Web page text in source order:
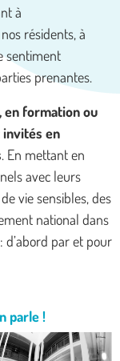
à
résidents, à
sentiment
prenantes.
en formation ou
invités en
. En mettant en
avec leurs
vie sensibles, des
national dans
d’abord par et pour
parle !